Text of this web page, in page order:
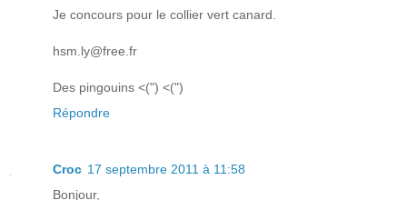
Je concours pour le collier vert canard.
hsm.ly@free.fr
Des pingouins <(") <(")
Répondre
Croc 17 septembre 2011 à 11:58
Bonjour,